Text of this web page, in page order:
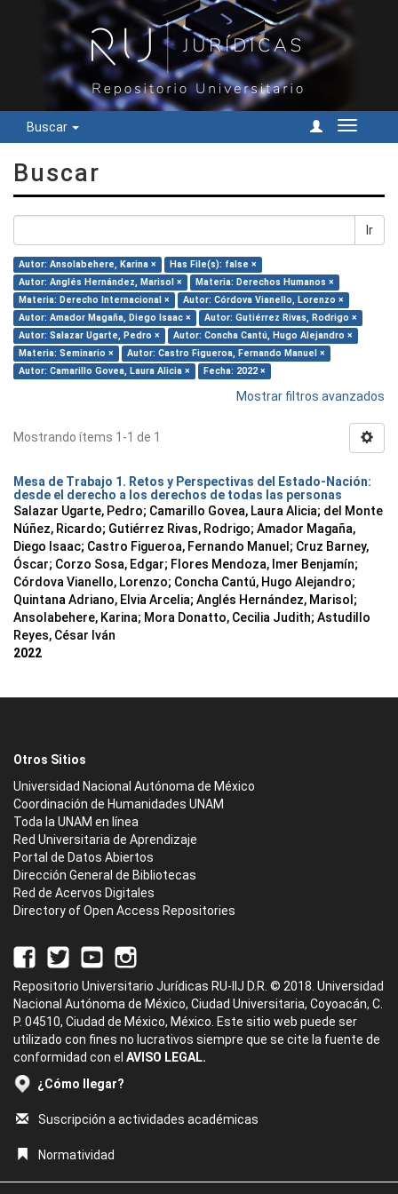
Buscar
Cambiar
Buscar
Ir
Autor: Ansolabehere, Karina ×
Has File(s): false ×
Autor: Anglés Hernández, Marisol ×
Materia: Derechos Humanos ×
Materia: Derecho Internacional ×
Autor: Córdova Vianello, Lorenzo ×
Autor: Amador Magaña, Diego Isaac ×
Autor: Gutiérrez Rivas, Rodrigo ×
Autor: Salazar Ugarte, Pedro ×
Autor: Concha Cantú, Hugo Alejandro ×
Materia: Seminario ×
Autor: Castro Figueroa, Fernando Manuel ×
Autor: Camarillo Govea, Laura Alicia ×
Fecha: 2022 ×
Mostrar filtros avanzados
Mostrando ítems 1-1 de 1
Mesa de Trabajo 1. Retos y Perspectivas del Estado-Nación:
desde el derecho a los derechos de todas las personas
Salazar Ugarte, Pedro; Camarillo Govea, Laura Alicia; del Monte
Núñez, Ricardo; Gutiérrez Rivas, Rodrigo; Amador Magaña,
Diego Isaac; Castro Figueroa, Fernando Manuel ; Cruz Barney,
Óscar; Corzo Sosa, Edgar; Flores Mendoza, Imer Benjamín;
Córdova Vianello, Lorenzo; Concha Cantú, Hugo Alejandro;
Quintana Adriano, Elvia Arcelia; Anglés Hernández, Marisol ;
Ansolabehere, Karina; Mora Donatto, Cecilia Judith; Astudillo
Reyes, César Iván
2022
Otros Sitios
Universidad Nacional Autónoma de México
Coordinación de Humanidades UNAM
Toda la UNAM en línea
Red Universitaria de Aprendizaje
Portal de Datos Abiertos
Dirección General de Bibliotecas
Red de Acervos Digitales
Directory of Open Access Repositories
Repositorio Universitario Jurídicas RU-IIJ D.R. © 2018. Universidad
Nacional Autónoma de México, Ciudad Universitaria, Coyoacán, C.
P. 04510, Ciudad de México, México. Este sitio web puede ser
utilizado con fines no lucrativos siempre que se cite la fuente de
conformidad con el AVISO LEGAL.
¿Cómo llegar?
Suscripción a actividades académicas
Normatividad